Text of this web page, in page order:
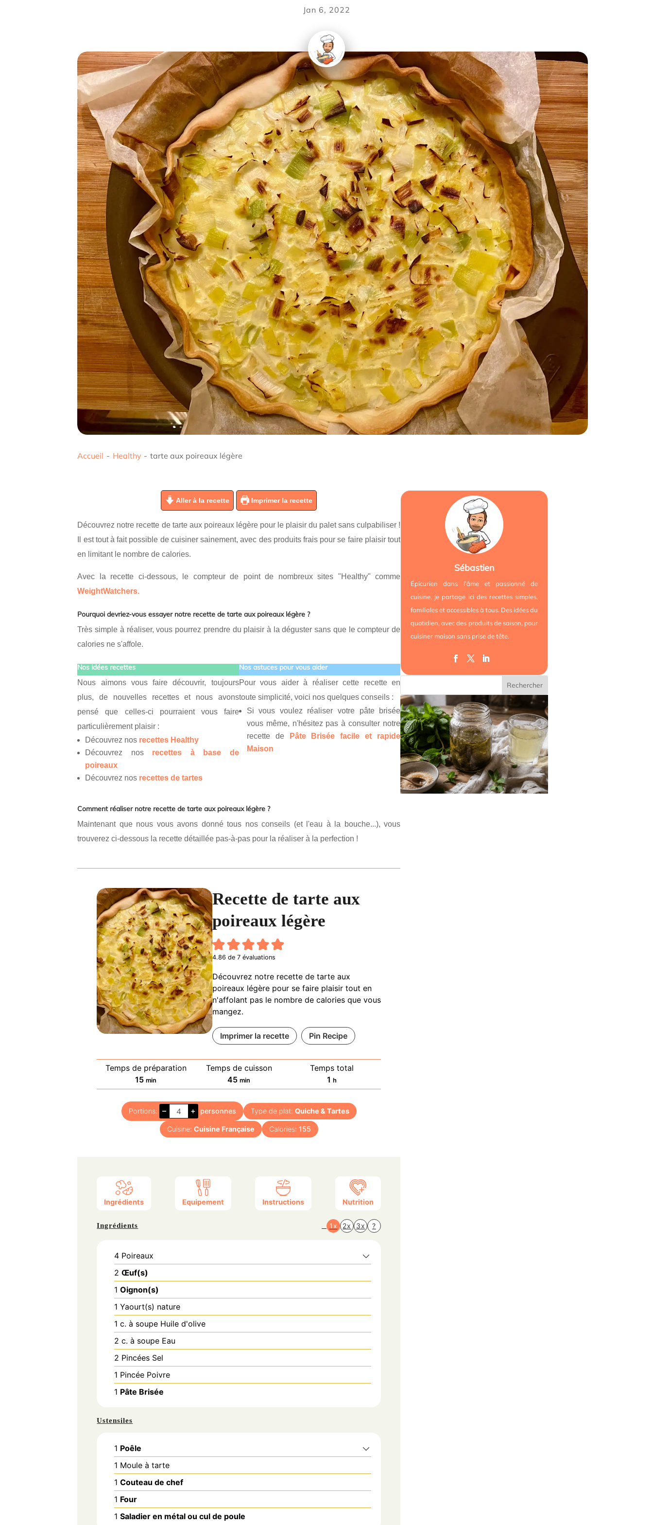
Jan 6, 2022
Accueil - Healthy - tarte aux poireaux légère
Aller à la recette Imprimer la recette
Découvrez notre recette de tarte aux poireaux légère pour le plaisir du palet sans culpabiliser !
Il est tout à fait possible de cuisiner sainement, avec des produits frais pour se faire plaisir tout
en limitant le nombre de calories.
Avec la recette ci-dessous, le compteur de point de nombreux sites "Healthy" comme
WeightWatchers.
Pourquoi devriez-vous essayer notre recette de tarte aux poireaux légère ?
Très simple à réaliser, vous pourrez prendre du plaisir à la déguster sans que le compteur de
calories ne s'affole.
Nos idées recettes
Nous aimons vous faire découvrir, toujours
plus, de nouvelles recettes et nous avons
pensé que celles-ci pourraient vous faire
particulièrement plaisir :
Découvrez nos recettes Healthy
Découvrez nos recettes à base de
poireaux
Découvrez nos recettes de tartes
Nos astuces pour vous aider
Pour vous aider à réaliser cette recette en
toute simplicité, voici nos quelques conseils :
Si vous voulez réaliser votre pâte brisée
vous même, n'hésitez pas à consulter notre
recette de
Pâte Brisée facile et rapide
Maison
Comment réaliser notre recette de tarte aux poireaux légère ?
Maintenant que nous vous avons donné tous nos conseils (et l'eau à la bouche...), vous
trouverez ci-dessous la recette détaillée pas-à-pas pour la réaliser à la perfection !
Recette de tarte aux
poireaux légère
4.86 de 7évaluations
Découvrez notre recette de tarte aux
poireaux légère pour se faire plaisir tout en
n'affolant pas le nombre de calories que vous
mangez.
Imprimer la recette Pin Recipe
Temps de préparation
15minutes
min
Temps de cuisson
45minutes
min
Temps total
1 heure
h
Portions: – + personnes Type de plat: Quiche & Tartes
Cuisine: Cuisine Française Calories: 155
Ingrédients Equipement Instructions Nutrition
Ingrédients 1x 2x 3x ?
4 Poireaux
2 Œuf(s)
1 Oignon(s)
1 Yaourt(s) nature
1 c. à soupe Huile d'olive
2 c. à soupe Eau
2 Pincées Sel
1 Pincée Poivre
1 Pâte Brisée
Ustensiles
1 Poêle
1 Moule à tarte
1Couteau de chef
1 Four
1Saladier en métal ou cul de poule
Sébastien
Épicurien dans l’âme et passionné de
cuisine, je partage ici des recettes simples,
familiales et accessibles à tous. Des idées du
quotidien, avec des produits de saison, pour
cuisiner maison sans prise de tête.